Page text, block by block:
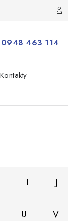
463 114
Kontakty
I J
U V